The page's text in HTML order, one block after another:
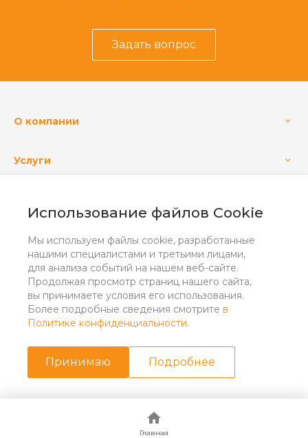
Использование файлов Cookie
Мы используем файлы cookie, разработанные
нашими специалистами и третьими лицами,
для анализа событий на нашем веб-сайте.
Продолжая просмотр страниц нашего сайта,
вы принимаете условия его использования.
Более подробные сведения смотрите в
Политике конфиденциальности.
Принимаю Подробнее
Главная
Главная
Задать вопрос
О компании
Услуги
info@osnova-agro.ru
+7 (4832) 555-400
г. Брянск, с. Супонево, ул. Шоссейная, дом 32 Д.
оф. 11
Заказать звонок
© 2026 ООО «ОСНОВА АГРО»